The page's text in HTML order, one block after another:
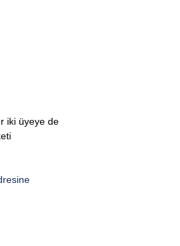
iki üyeye de